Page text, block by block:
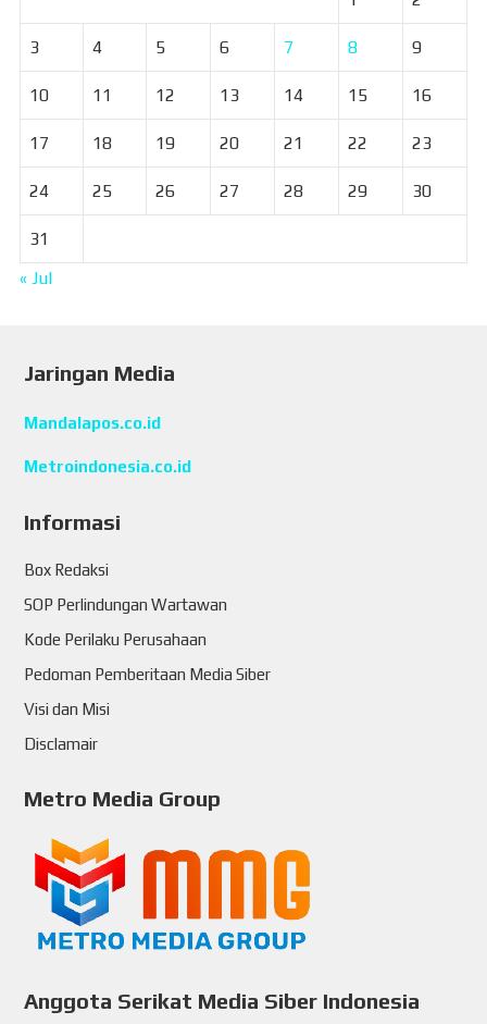
3 4 5 6 7 8 9
10 11 12 13 14 15 16
17 18 19 20 21 22 23
24 25 26 27 28 29 30
31
« Jul
Jaringan Media
Mandalapos.co.id
Metroindonesia.co.id
Informasi
Box Redaksi
SOP Perlindungan Wartawan
Kode Perilaku Perusahaan
Pedoman Pemberitaan Media Siber
Visi dan Misi
Disclamair
Metro Media Group
Anggota Serikat Media Siber Indonesia